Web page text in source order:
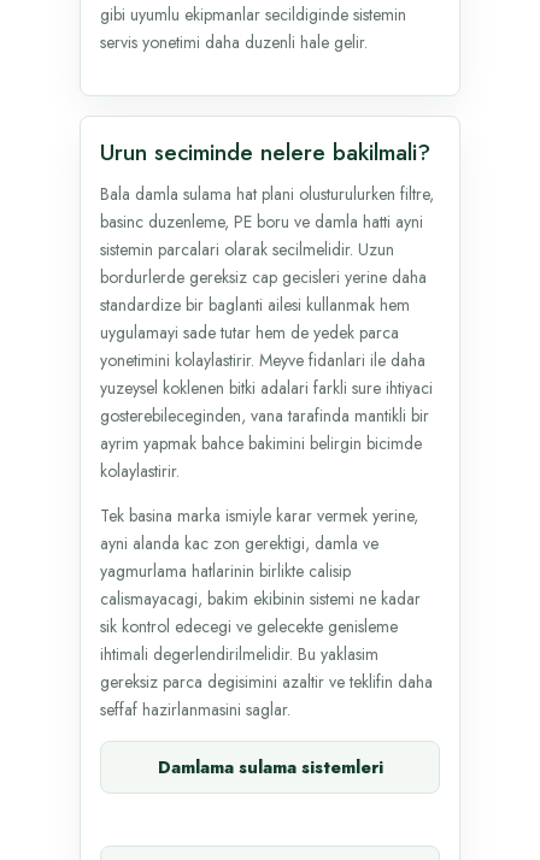
gibi uyumlu ekipmanlar secildiginde sistemin
servis yonetimi daha duzenli hale gelir.
Urun seciminde nelere bakilmali?
Bala damla sulama hat plani olusturulurken filtre,
basinc duzenleme, PE boru ve damla hatti ayni
sistemin parcalari olarak secilmelidir. Uzun
bordurlerde gereksiz cap gecisleri yerine daha
standardize bir baglanti ailesi kullanmak hem
uygulamayi sade tutar hem de yedek parca
yonetimini kolaylastirir. Meyve fidanlari ile daha
yuzeysel koklenen bitki adalari farkli sure ihtiyaci
gosterebileceginden, vana tarafinda mantikli bir
ayrim yapmak bahce bakimini belirgin bicimde
kolaylastirir.
Tek basina marka ismiyle karar vermek yerine,
ayni alanda kac zon gerektigi, damla ve
yagmurlama hatlarinin birlikte calisip
calismayacagi, bakim ekibinin sistemi ne kadar
sik kontrol edecegi ve gelecekte genisleme
ihtimali degerlendirilmelidir. Bu yaklasim
gereksiz parca degisimini azaltir ve teklifin daha
seffaf hazirlanmasini saglar.
Damlama sulama sistemleri